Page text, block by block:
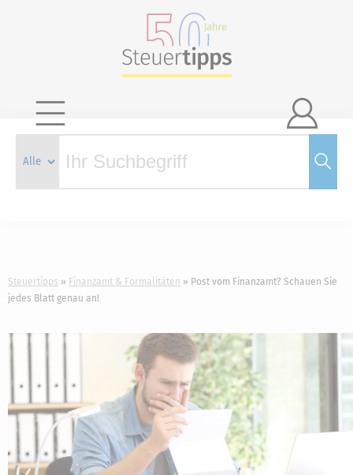

Steuertipps Finanzamt & Formalitäten
Post vom Finanzamt? Schauen Sie
jedes Blatt genau an!